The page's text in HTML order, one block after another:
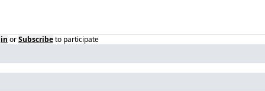
orSubscribeto participate